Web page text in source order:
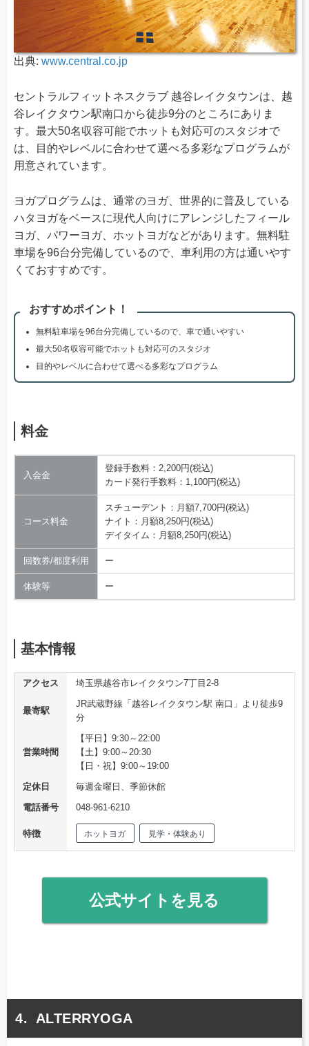
出典: www.central.co.jp
セントラルフィットネスクラブ 越谷レイクタウンは、越
谷レイクタウン駅南口から徒歩9分のところにありま
す。最大50名収容可能でホットも対応可のスタジオで
は、目的やレベルに合わせて選べる多彩なプログラムが
用意されています。
ヨガプログラムは、通常のヨガ、世界的に普及している
ハタヨガをベースに現代人向けにアレンジしたフィール
ヨガ、パワーヨガ、ホットヨガなどがあります。無料駐
車場を96台分完備しているので、車利用の方は通いやす
くておすすめです。
おすすめポイント！
無料駐車場を96台分完備しているので、車で通いやすい
最大50名収容可能でホットも対応可のスタジオ
目的やレベルに合わせて選べる多彩なプログラム
料金
入会金
登録手数料：2,200円(税込)
カード発行手数料：1,100円(税込)
コース料金
スチューデント：月額7,700円(税込)
ナイト：月額8,250円(税込)
デイタイム：月額8,250円(税込)
回数券/都度利用 ー
体験等 ー
基本情報
アクセス 埼玉県越谷市レイクタウン7丁目2-8
最寄駅
JR武蔵野線「越谷レイクタウン駅 南口」より徒歩9
分
営業時間
【平日】9:30～22:00
【土】9:00～20:30
【日・祝】9:00～19:00
定休日
毎週金曜日、季節休館
電話番号
048-961-6210
特徴 ホットヨガ 見学・体験あり
公式サイトを見る
ALTERRYOGA